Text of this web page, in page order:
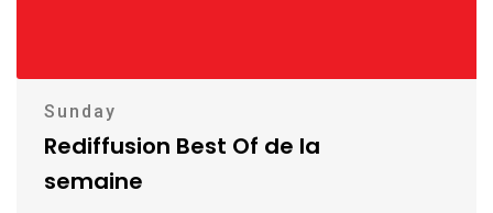
Sunday
Rediffusion Best Of de la
semaine